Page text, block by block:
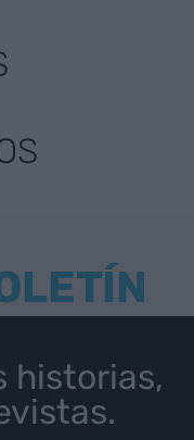
historias,